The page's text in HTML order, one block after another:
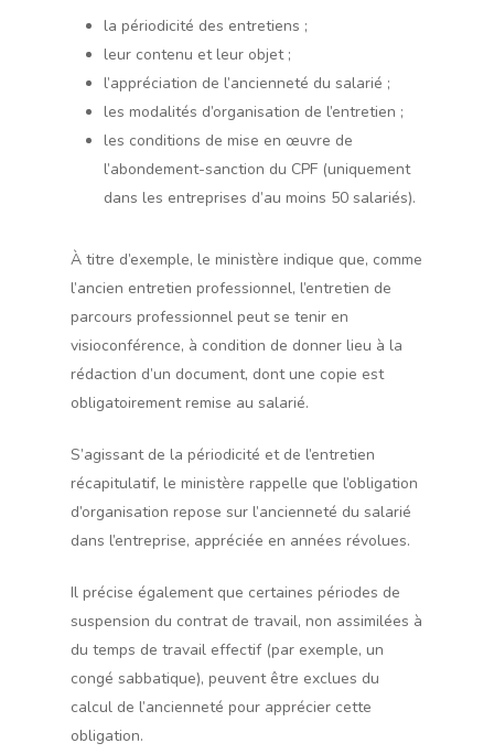
la périodicité des entretiens ;
leur contenu et leur objet ;
l’appréciation de l’ancienneté du salarié ;
les modalités d’organisation de l’entretien ;
les conditions de mise en œuvre de
l’abondement-sanction du CPF (uniquement
dans les entreprises d’au moins 50 salariés).
À titre d’exemple, le ministère indique que, comme
l’ancien entretien professionnel, l’entretien de
parcours professionnel peut se tenir en
visioconférence, à condition de donner lieu à la
rédaction d’un document, dont une copie est
obligatoirement remise au salarié.
S’agissant de la périodicité et de l’entretien
récapitulatif, le ministère rappelle que l’obligation
d’organisation repose sur l’ancienneté du salarié
dans l’entreprise, appréciée en années révolues.
Il précise également que certaines périodes de
suspension du contrat de travail, non assimilées à
du temps de travail effectif (par exemple, un
congé sabbatique), peuvent être exclues du
calcul de l’ancienneté pour apprécier cette
obligation.